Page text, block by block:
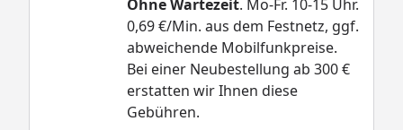
Ohne Wartezeit. Mo-Fr. 10-15 Uhr.
0,69 €/Min. aus dem Festnetz, ggf.
abweichende Mobilfunkpreise.
Bei einer Neubestellung ab 300 €
erstatten wir Ihnen diese
Gebühren.